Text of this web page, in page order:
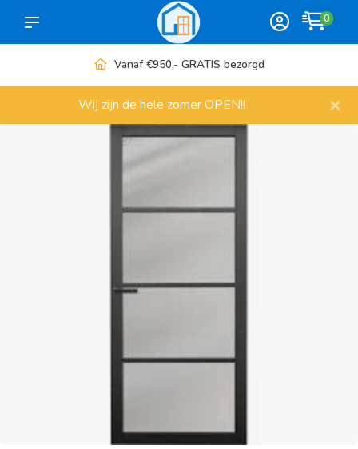
0
Vanaf €950,- GRATIS bezorgd
Wij zijn de hele zomer OPEN!! ×